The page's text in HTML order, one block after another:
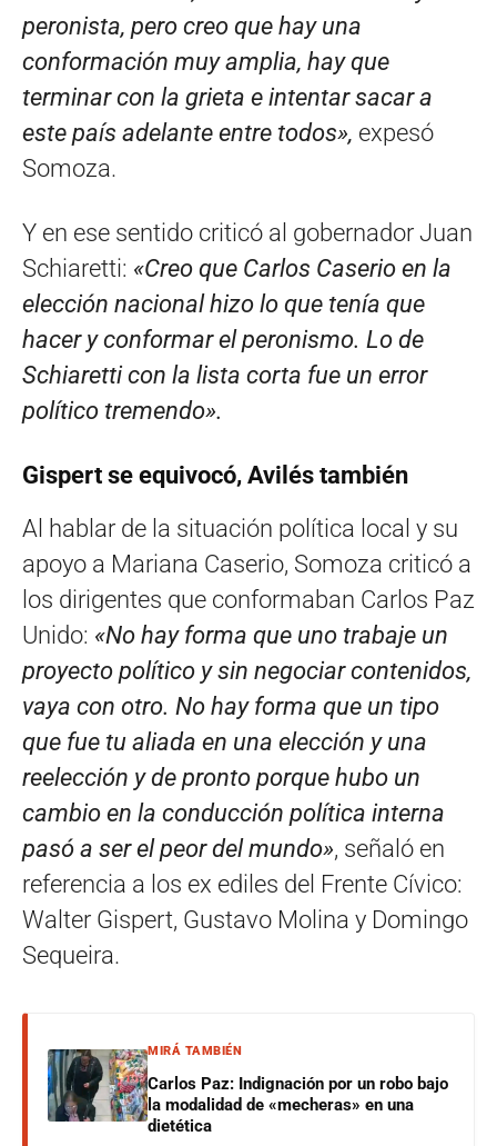
peronista, pero creo que hay una
conformación muy amplia, hay que
terminar con la grieta e intentar sacar a
este país adelante entre todos», expesó
Somoza.
Y en ese sentido criticó al gobernador Juan
Schiaretti: «Creo que Carlos Caserio en la
elección nacional hizo lo que tenía que
hacer y conformar el peronismo. Lo de
Schiaretti con la lista corta fue un error
político tremendo».
Gispert se equivocó, Avilés también
Al hablar de la situación política local y su
apoyo a Mariana Caserio, Somoza criticó a
los dirigentes que conformaban Carlos Paz
Unido: «No hay forma que uno trabaje un
proyecto político y sin negociar contenidos,
vaya con otro. No hay forma que un tipo
que fue tu aliada en una elección y una
reelección y de pronto porque hubo un
cambio en la conducción política interna
pasó a ser el peor del mundo», señaló en
referencia a los ex ediles del Frente Cívico:
Walter Gispert, Gustavo Molina y Domingo
Sequeira.
MIRÁ TAMBIÉN
Carlos Paz: Indignación por un robo bajo
la modalidad de «mecheras» en una
dietética